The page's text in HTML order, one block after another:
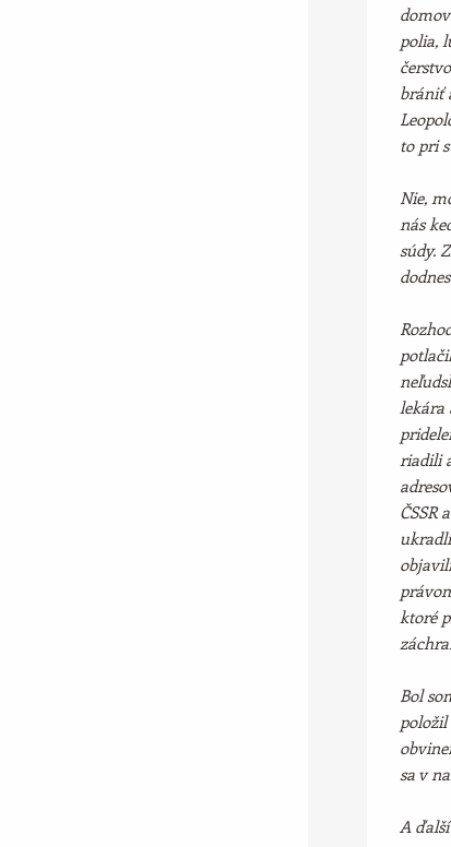
polia,
brániť
to pri
Nie,
nás
súdy.
lekára
riadili
ČSSR
ktoré
Bol
sa v
A